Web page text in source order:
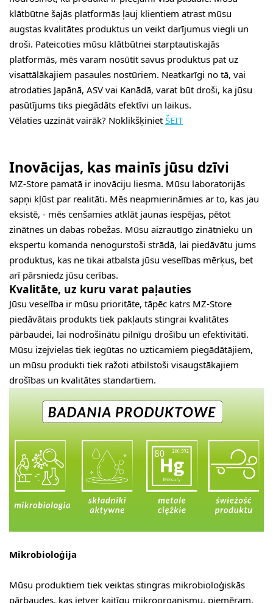
klātbūtne šajās platformās ļauj klientiem atrast mūsu
augstas kvalitātes produktus un veikt darījumus viegli un
droši. Pateicoties mūsu klātbūtnei starptautiskajās
platformās, mēs varam nosūtīt savus produktus pat uz
visattālākajiem pasaules nostūriem. Neatkarīgi no tā, vai
atrodaties Japānā, ASV vai Kanādā, varat būt droši, ka jūsu
pasūtījums tiks piegādāts efektīvi un laikus.
Vēlaties uzzināt vairāk? Noklikšķiniet ŠEIT
Inovācijas, kas mainīs jūsu dzīvi
MZ-Store pamatā ir inovāciju liesma. Mūsu laboratorijās
sapņi kļūst par realitāti. Mēs neapmierināmies ar to, kas jau
eksistē, - mēs cenšamies atklāt jaunas iespējas, pētot
zinātnes un dabas robežas. Mūsu aizrautīgo zinātnieku un
ekspertu komanda nenogurstoši strādā, lai piedāvātu jums
produktus, kas ne tikai atbalsta jūsu veselības mērķus, bet
arī pārsniedz jūsu cerības.
Kvalitāte, uz kuru varat paļauties
Jūsu veselība ir mūsu prioritāte, tāpēc katrs MZ-Store
piedāvātais produkts tiek pakļauts stingrai kvalitātes
pārbaudei, lai nodrošinātu pilnīgu drošību un efektivitāti.
Mūsu izejvielas tiek iegūtas no uzticamiem piegādātājiem,
un mūsu produkti tiek ražoti atbilstoši visaugstākajiem
drošības un kvalitātes standartiem.
Mikrobioloģija
Mūsu produktiem tiek veiktas stingras mikrobioloģiskās
pārbaudes, kas ietver kaitīgu mikroorganismu, piemēram,